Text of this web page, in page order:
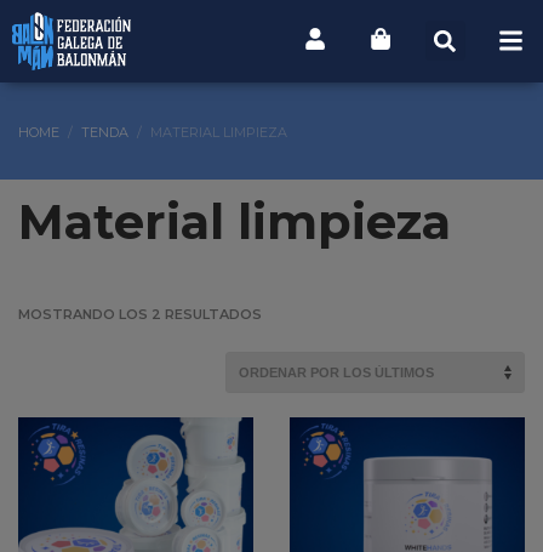
HOME TENDA MATERIAL LIMPIEZA
Material limpieza
MOSTRANDO LOS 2 RESULTADOS